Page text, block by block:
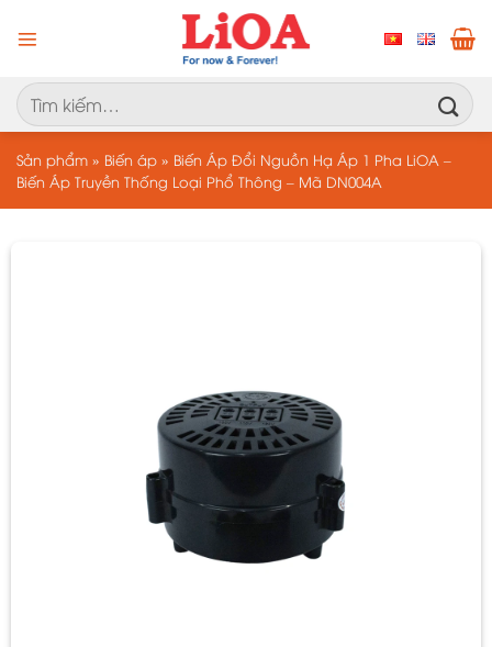
đến
Tìm
kiếm:
Sản phẩm » Biến áp » Biến Áp Đổi Nguồn Hạ Áp 1 Pha LiOA –
Biến Áp Truyền Thống Loại Phổ Thông – Mã DN004A